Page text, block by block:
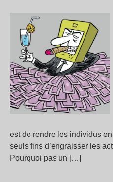
est de rendre les individus
seuls fins d’engraisser les
Pourquoi pas un […]